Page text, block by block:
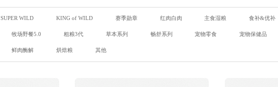
SUPER WILD KING of WILD 赛季勋章 红肉白肉 主食湿粮 食补&优补
牧场野餐5.0 粗粮3代 草本系列 畅舒系列 宠物零食 宠物保健品
鲜肉酶解 烘焙粮 其他